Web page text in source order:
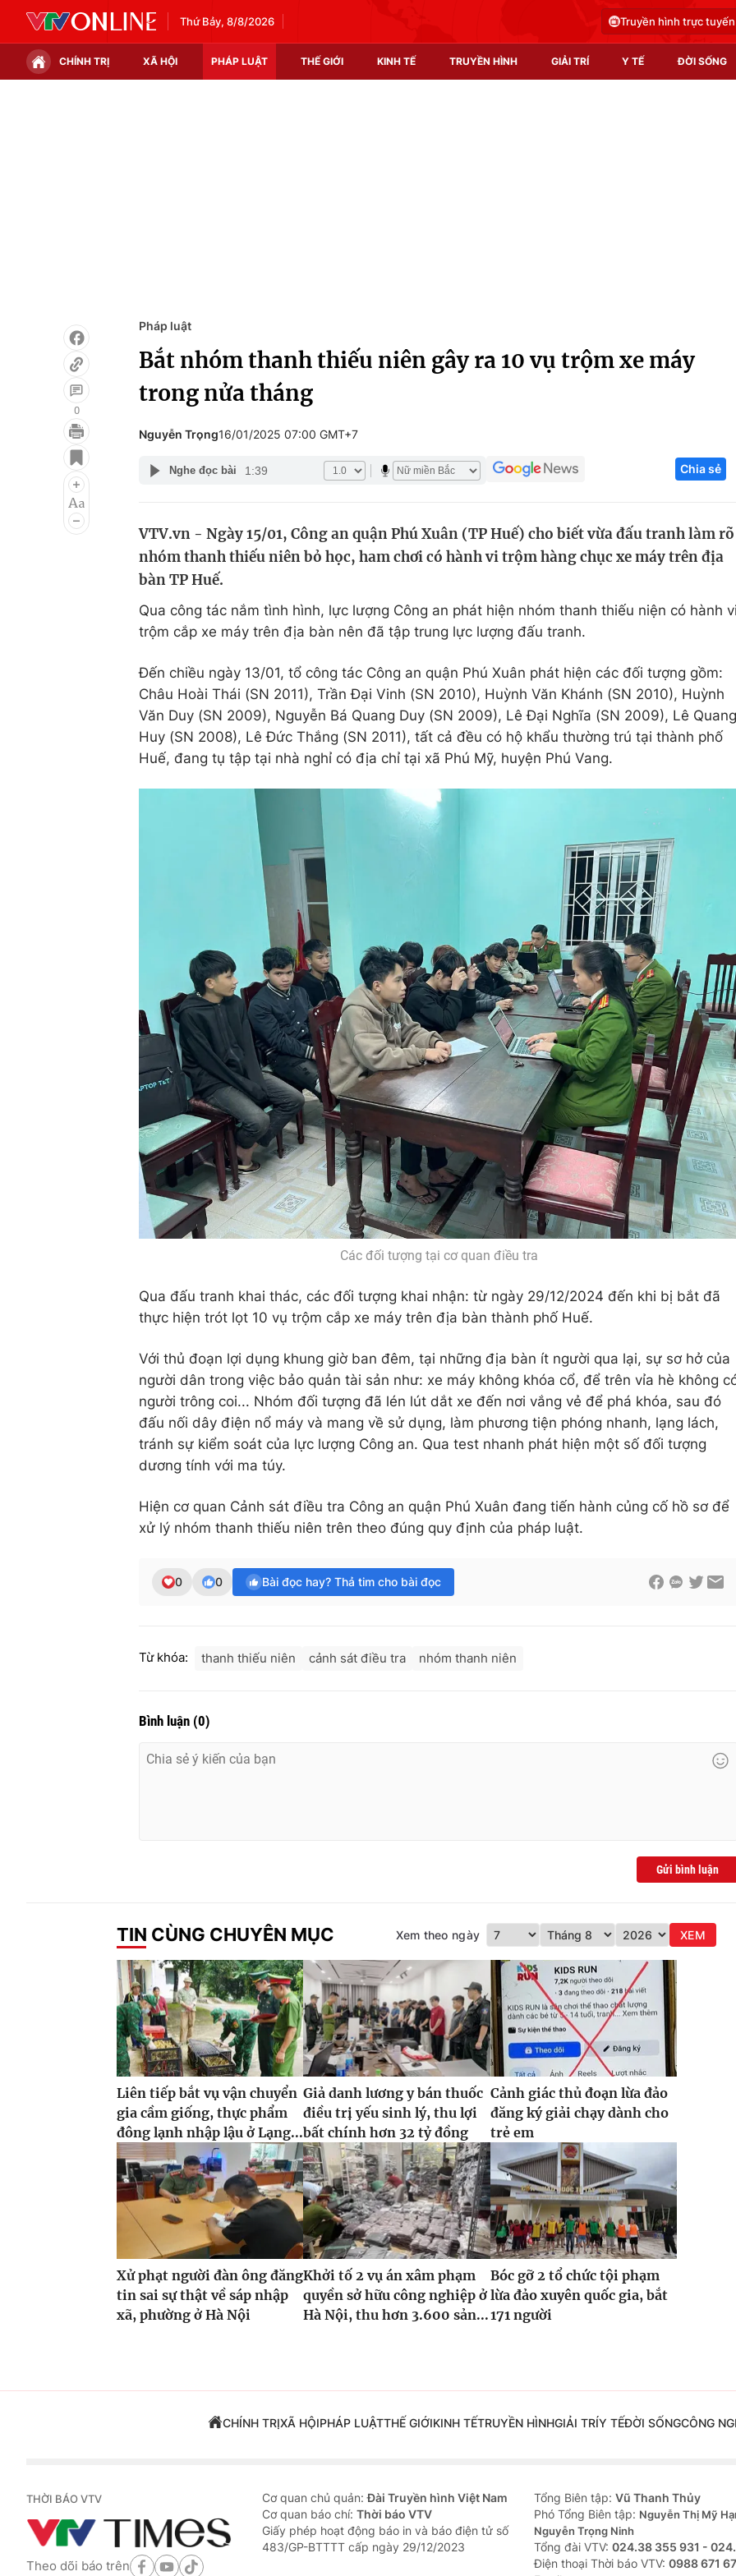
Thứ Bảy, 8/8/2026 Truyền hình trực tuyến
CHÍNH TRỊ XÃ HỘI PHÁP LUẬT THẾ GIỚI KINH TẾ TRUYỀN HÌNH GIẢI TRÍ Y TẾ ĐỜI SỐNG
Infographic
Điện ảnh
Âm nhạc
Du lịch
Chất lượng cuộc sống
Tuyển sinh
Hitech Công
Thị trường
0
Pháp luật
Bắt nhóm thanh thiếu niên gây ra 10 vụ trộm xe máy
trong nửa tháng
Nguyễn Trọng16/01/2025 07:00 GMT+7
Nghe đọc bài 1:39 Chia sẻ
VTV.vn - Ngày 15/01, Công an quận Phú Xuân (TP Huế) cho biết vừa đấu tranh làm rõ
nhóm thanh thiếu niên bỏ học, ham chơi có hành vi trộm hàng chục xe máy trên địa
bàn TP Huế.
Qua công tác nắm tình hình, lực lượng Công an phát hiện nhóm thanh thiếu niện có hành
trộm cắp xe máy trên địa bàn nên đã tập trung lực lượng đấu tranh.
Đến chiều ngày 13/01, tổ công tác Công an quận Phú Xuân phát hiện các đối tượng gồm:
Châu Hoài Thái (SN 2011), Trần Đại Vinh (SN 2010), Huỳnh Văn Khánh (SN 2010), Huỳnh
Văn Duy (SN 2009), Nguyễn Bá Quang Duy (SN 2009), Lê Đại Nghĩa (SN 2009), Lê Quang
Huy (SN 2008), Lê Đức Thắng (SN 2011), tất cả đều có hộ khẩu thường trú tại thành phố
Huế, đang tụ tập tại nhà nghỉ có địa chỉ tại xã Phú Mỹ, huyện Phú Vang.
Các đối tượng tại cơ quan điều tra
Qua đấu tranh khai thác, các đối tượng khai nhận: từ ngày 29/12/2024 đến khi bị bắt đã
thực hiện trót lọt 10 vụ trộm cắp xe máy trên địa bàn thành phố Huế.
Với thủ đoạn lợi dụng khung giờ ban đêm, tại những địa bàn ít người qua lại, sự sơ hở của
người dân trong việc bảo quản tài sản như: xe máy không khóa cổ, để trên vỉa hè không
người trông coi... Nhóm đối tượng đã lén lút dắt xe đến nơi vắng vẻ để phá khóa, sau đó
đấu nối dây điện nổ máy và mang về sử dụng, làm phương tiện phóng nhanh, lạng lách,
tránh sự kiểm soát của lực lượng Công an. Qua test nhanh phát hiện một số đối tượng
dương tính với ma túy.
Hiện cơ quan Cảnh sát điều tra Công an quận Phú Xuân đang tiến hành củng cố hồ sơ để
xử lý nhóm thanh thiếu niên trên theo đúng quy định của pháp luật.
0 0 Bài đọc hay? Thả tim cho bài đọc
Từ khóa: thanh thiếu niên cảnh sát điều tra nhóm thanh niên
Bình luận (0)
Gửi bình luận
TIN CÙNG CHUYÊN MỤC Xem theo ngày XEM
Liên tiếp bắt vụ vận chuyển
gia cầm giống, thực phẩm
đông lạnh nhập lậu ở Lạng...
Giả danh lương y bán thuốc
điều trị yếu sinh lý, thu lợi
bất chính hơn 32 tỷ đồng
Cảnh giác thủ đoạn lừa đảo
đăng ký giải chạy dành cho
trẻ em
Xử phạt người đàn ông đăng
tin sai sự thật về sáp nhập
xã, phường ở Hà Nội
Khởi tố 2 vụ án xâm phạm
quyền sở hữu công nghiệp ở
Hà Nội, thu hơn 3.600 sản...
Bóc gỡ 2 tổ chức tội phạm
lừa đảo xuyên quốc gia, bắt
171 người
CHÍNH TRỊXÃ HỘIPHÁP LUẬTTHẾ GIỚIKINH TẾTRUYỀN HÌNHGIẢI TRÍY TẾĐỜI SỐNGCÔNG
THỜI BÁO VTV
Theo dõi báo trên
Cơ quan chủ quản:Đài Truyền hình Việt Nam
Cơ quan báo chí: Thời báo VTV
Giấy phép hoạt động báo in và báo điện tử số
483/GP-BTTTT cấp ngày 29/12/2023
Tổng Biên tập: Vũ Thanh Thủy
Phó Tổng Biên tập: Nguyễn Thị Mỹ
Nguyễn Trọng Ninh
Tổng đài VTV: 024.38 355 931 -
Ðiện thoại Thời báo VTV: 0988 671